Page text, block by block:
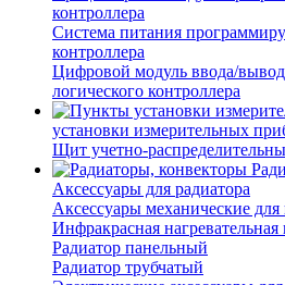
контроллера
Система питания
контроллера
Цифровой модуль ввода/
логического контроллера
установки измерительных
Щит учетно-
Аксессуары для радиатора
Аксессуары механические для
Инфракрасная нагревательная
Радиатор панельный
Радиатор трубчатый